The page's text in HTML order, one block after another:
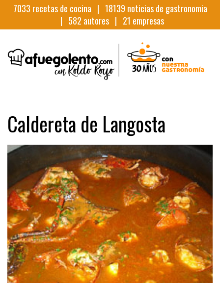
7033 recetas de cocina | 18139 noticias de gastronomia
| 582 autores | 21 empresas
Caldereta de Langosta